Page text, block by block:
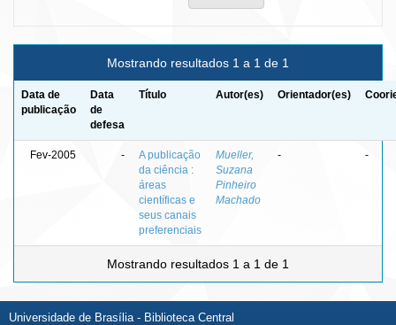
Mostrando resultados 1 a 1 de 1
Data de
publicação
Data
de
defesa
Título Autor(es) Orientador(es)
Fev-2005 -
A publicação
da ciência :
áreas
científicas e
seus canais
preferenciais
Mueller,
Suzana
Pinheiro
Machado
- -
Mostrando resultados 1 a 1 de 1
Universidade de Brasília - Biblioteca Central